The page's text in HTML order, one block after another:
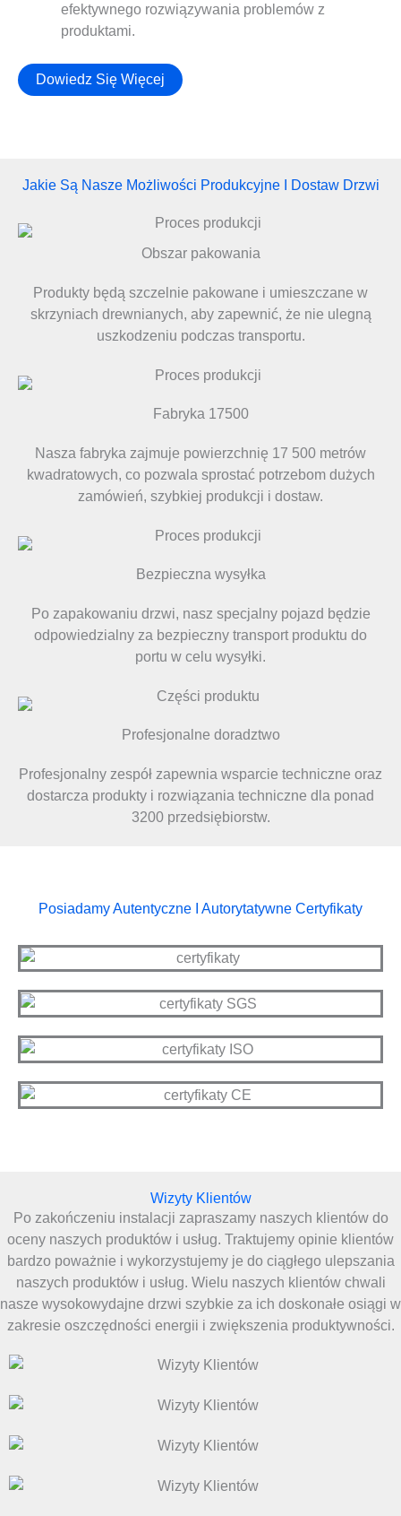
efektywnego rozwiązywania problemów z
produktami.
Dowiedz Się Więcej
Jakie Są Nasze Możliwości Produkcyjne I Dostaw Drzwi
Obszar pakowania
Produkty będą szczelnie pakowane i umieszczane w
skrzyniach drewnianych, aby zapewnić, że nie ulegną
uszkodzeniu podczas transportu.
Fabryka 17500
Nasza fabryka zajmuje powierzchnię 17 500 metrów
kwadratowych, co pozwala sprostać potrzebom dużych
zamówień, szybkiej produkcji i dostaw.
Bezpieczna wysyłka
Po zapakowaniu drzwi, nasz specjalny pojazd będzie
odpowiedzialny za bezpieczny transport produktu do
portu w celu wysyłki.
Profesjonalne doradztwo
Profesjonalny zespół zapewnia wsparcie techniczne oraz
dostarcza produkty i rozwiązania techniczne dla ponad
3200 przedsiębiorstw.
Posiadamy Autentyczne I Autorytatywne Certyfikaty
Wizyty Klientów
Po zakończeniu instalacji zapraszamy naszych klientów do
oceny naszych produktów i usług. Traktujemy opinie klientów
bardzo poważnie i wykorzystujemy je do ciągłego ulepszania
naszych produktów i usług. Wielu naszych klientów chwali
nasze wysokowydajne drzwi szybkie za ich doskonałe osiągi w
zakresie oszczędności energii i zwiększenia produktywności.